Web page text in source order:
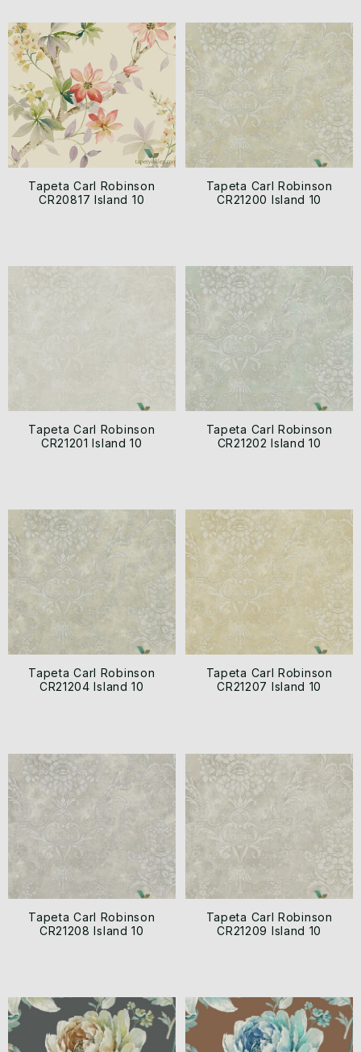
Tapeta Carl Robinson
CR20817 Island 10
Tapeta Carl Robinson
CR21200 Island 10
Tapeta Carl Robinson
CR21201 Island 10
Tapeta Carl Robinson
CR21202 Island 10
Tapeta Carl Robinson
CR21204 Island 10
Tapeta Carl Robinson
CR21207 Island 10
Tapeta Carl Robinson
CR21208 Island 10
Tapeta Carl Robinson
CR21209 Island 10